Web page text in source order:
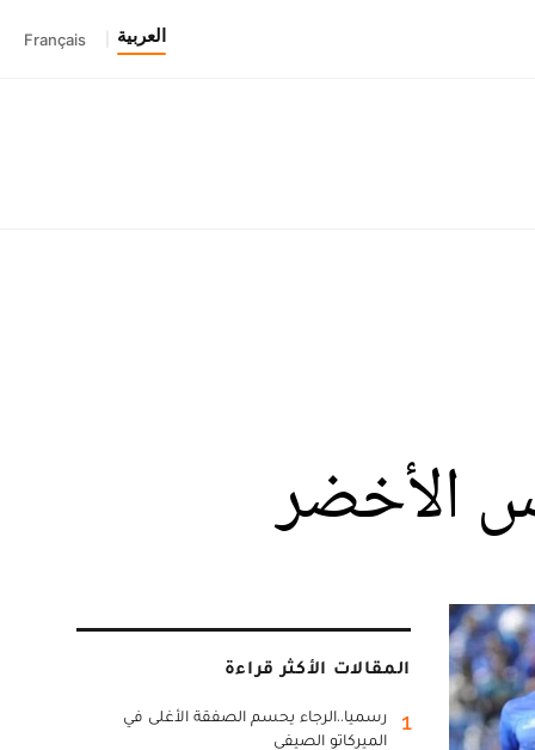
العربية Français
الأخضر
المقالات الأكثر قراءة
1
رسميا..الرجاء يحسم الصفقة الأغلى في
الميركاتو الصيفي